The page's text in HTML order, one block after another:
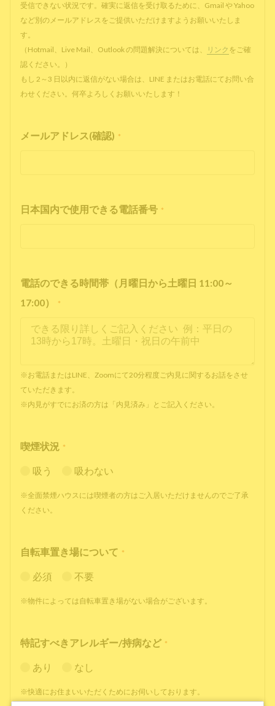
受信できない状況です。確実に返信を受け取るために、Gmail や Yahoo
など別のメールアドレスをご提供いただけますようお願いいたしま
す。
（Hotmail、Live Mail、Outlook の問題解決については、
リンク をご確
認ください。）
もし 2～3 日以内に返信がない場合は、LINE またはお電話にてお問い合
わせください。何卒よろしくお願いいたします！
メールアドレス(確認) *
日本国内で使用できる電話番号 *
電話のできる時間帯（月曜日から土曜日 11:00～
17:00）
*
※お電話またはLINE、Zoomにて20分程度ご内見に関するお話をさせ
ていただきます。
※内見がすでにお済の方は「内見済み」とご記入ください。
喫煙状況 *
吸う 吸わない
※全面禁煙ハウスには喫煙者の方はご入居いただけませんのでご了承
ください。
自転車置き場について *
必須 不要
※物件によっては自転車置き場がない場合がございます。
特記すべきアレルギー/持病など *
あり なし
※快適にお住まいいただくためにお伺いしております。